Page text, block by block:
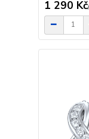
1 290 Kč/